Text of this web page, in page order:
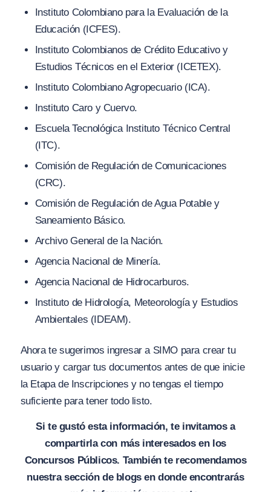
Instituto Colombiano para la Evaluación de la
Educación (ICFES).
Instituto Colombianos de Crédito Educativo y
Estudios Técnicos en el Exterior (ICETEX).
Instituto Colombiano Agropecuario (ICA).
Instituto Caro y Cuervo.
Escuela Tecnológica Instituto Técnico Central
(ITC).
Comisión de Regulación de Comunicaciones
(CRC).
Comisión de Regulación de Agua Potable y
Saneamiento Básico.
Archivo General de la Nación.
Agencia Nacional de Minería.
Agencia Nacional de Hidrocarburos.
Instituto de Hidrología, Meteorología y Estudios
Ambientales (IDEAM).
Ahora te sugerimos ingresar a SIMO para crear tu
usuario y cargar tus documentos antes de que inicie
la Etapa de Inscripciones y no tengas el tiempo
suficiente para tener todo listo.
Si te gustó esta información, te invitamos a
compartirla con más interesados en los
Concursos Públicos. También te recomendamos
nuestra sección de blogs en donde encontrarás